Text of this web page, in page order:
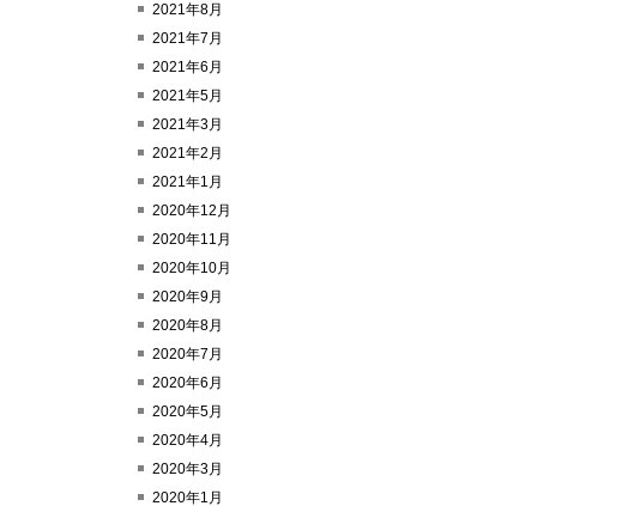
2021年8月
2021年7月
2021年6月
2021年5月
2021年3月
2021年2月
2021年1月
2020年12月
2020年11月
2020年10月
2020年9月
2020年8月
2020年7月
2020年6月
2020年5月
2020年4月
2020年3月
2020年1月